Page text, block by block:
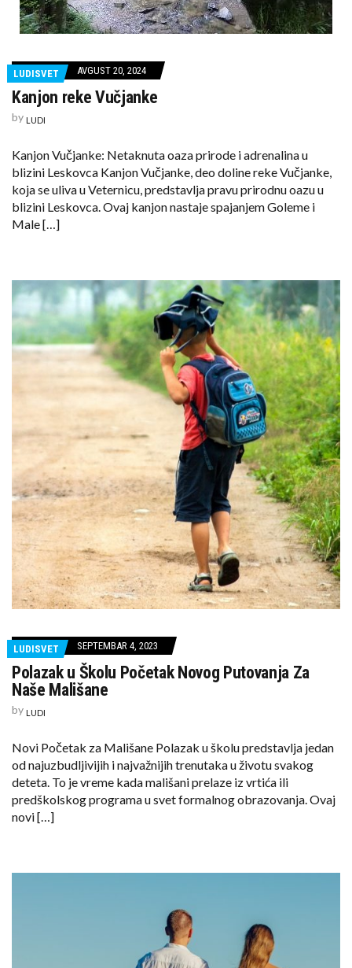
LUDISVET AVGUST 20, 2024
Kanjon reke Vučjanke
by LUDI
Kanjon Vučjanke: Netaknuta oaza prirode i adrenalina u
blizini Leskovca Kanjon Vučjanke, deo doline reke Vučjanke,
koja se uliva u Veternicu, predstavlja pravu prirodnu oazu u
blizini Leskovca. Ovaj kanjon nastaje spajanjem Goleme i
Male […]
LUDISVET SEPTEMBAR 4, 2023
Polazak u Školu Početak Novog Putovanja Za
Naše Mališane
by LUDI
Novi Početak za Mališane Polazak u školu predstavlja jedan
od najuzbudljivijih i najvažnijih trenutaka u životu svakog
deteta. To je vreme kada mališani prelaze iz vrtića ili
predškolskog programa u svet formalnog obrazovanja. Ovaj
novi […]